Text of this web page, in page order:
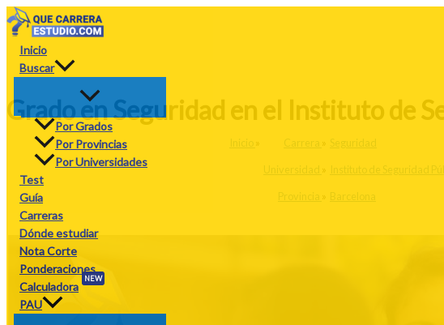
Ir
al
contenido
Inicio
Buscar
Por Grados
Por Provincias
Por Universidades
Test
Guía
Carreras
Dónde estudiar
Nota Corte
Ponderaciones
Calculadora
NEW
PAU
Grado en Seguridad en el Instituto de
Inicio Carrera Seguridad
Universidad Instituto de Seguridad
Provincia Barcelona